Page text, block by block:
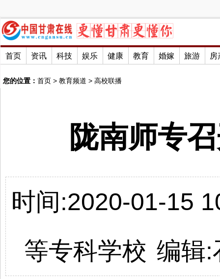
首页 资讯 科技 娱乐 健康 教育 婚嫁 旅游 房
您的位置： 首页 > 教育频道 > 高校联播
陇南师专
时间:2020-01-15
等专科学校 编辑: